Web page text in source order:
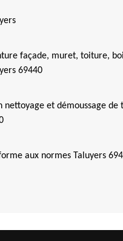
façade, muret, toiture,
69440
nettoyage et démoussage
aux normes Taluyers